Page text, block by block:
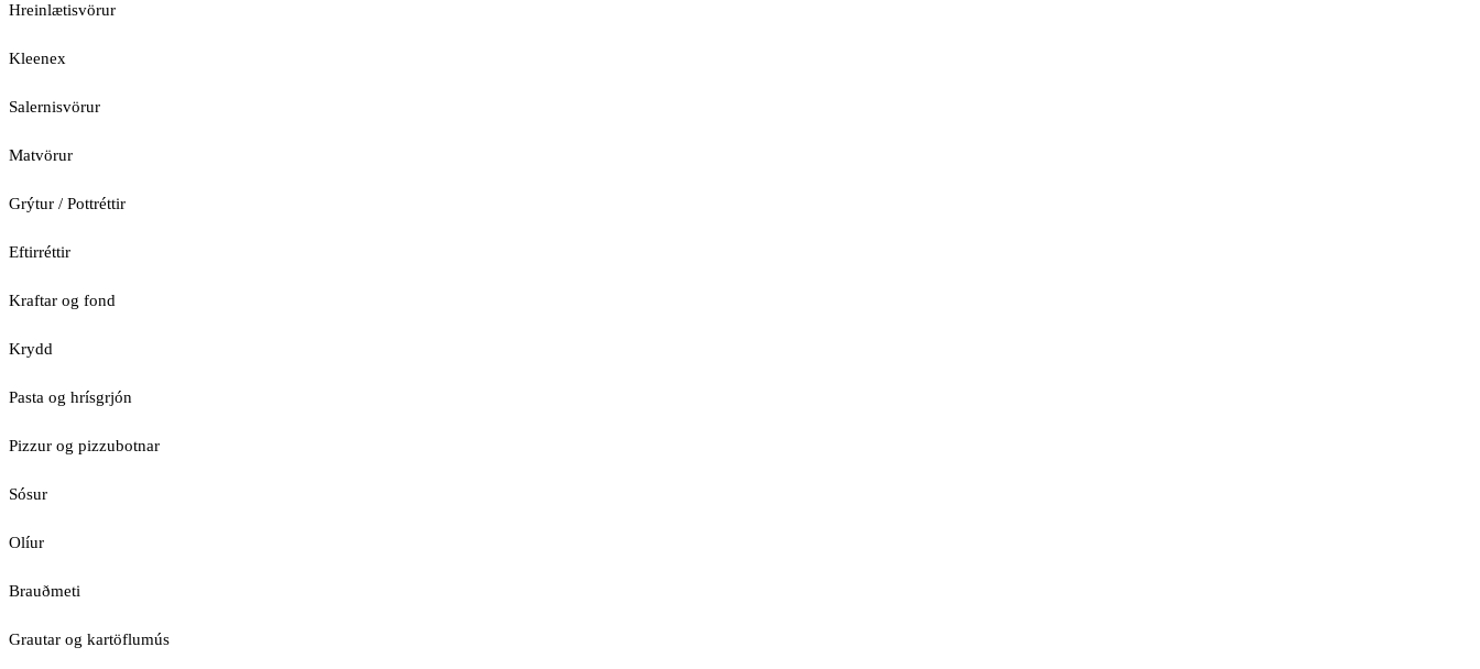
Hreinlætisvörur
Kleenex
Salernisvörur
Matvörur
Grýtur / Pottréttir
Eftirréttir
Kraftar og fond
Krydd
Pasta og hrísgrjón
Pizzur og pizzubotnar
Sósur
Olíur
Brauðmeti
Grautar og kartöflumús